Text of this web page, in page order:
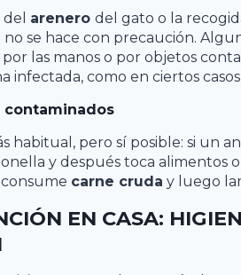
arenero del gato o la
no se hace con precaución.
las manos o por objetos
infectada, como en ciertos
habitual, pero sí posible: si un
y después toca alimentos
carne cruda y luego
EN CASA: